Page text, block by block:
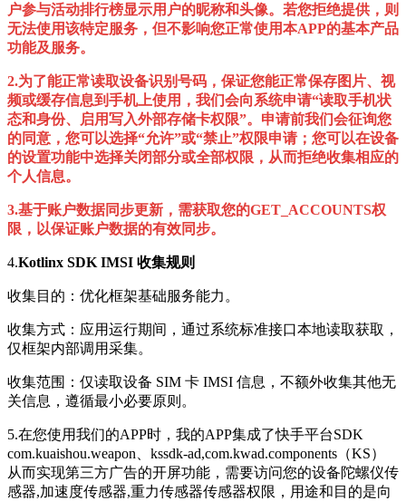
户参与活动排行榜显示用户的昵称和头像。若您拒绝提供，则
无法使用该特定服务，但不影响您正常使用本APP的基本产品
功能及服务。
2.为了能正常读取设备识别号码，保证您能正常保存图片、视
频或缓存信息到手机上使用，我们会向系统申请“读取手机状
态和身份、启用写入外部存储卡权限”。申请前我们会征询您
的同意，您可以选择“允许”或“禁止”权限申请；您可以在设备
的设置功能中选择关闭部分或全部权限，从而拒绝收集相应的
个人信息。
3.基于账户数据同步更新，需获取您的GET_ACCOUNTS权
限， 以保证账户数据的有效同步。
4.Kotlinx SDK IMSI 收集规则
收集目的：优化框架基础服务能力。
收集方式：应用运行期间，通过系统标准接口本地读取获取，
仅框架内部调用采集。
收集范围：仅读取设备 SIM 卡 IMSI 信息，不额外收集其他无
关信息，遵循最小必要原则。
5.在您使用我们的APP时，我的APP集成了快手平台SDK
com.kuaishou.weapon、kssdk-ad,com.kwad.components（KS）
从而实现第三方广告的开屏功能，需要访问您的设备陀螺仪传
感器,加速度传感器,重力传感器传感器权限，用途和目的是向